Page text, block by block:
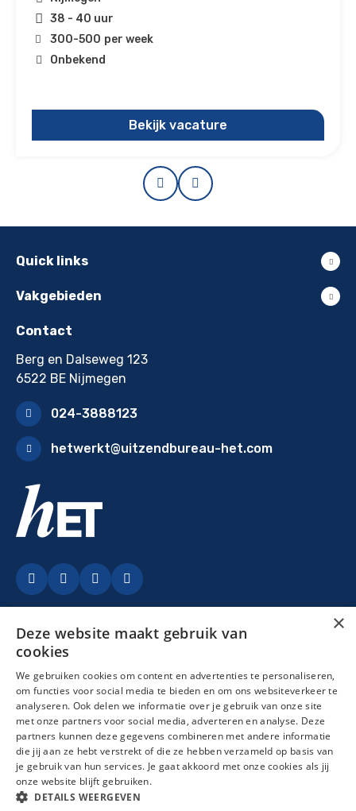
38 - 40 uur
300-500 per week
Onbekend
Bekijk vacature
Prev Next
Quick links
Vakgebieden
Contact
Berg en Dalseweg 123
6522 BE Nijmegen
024-3888123
hetwerkt@uitzendbureau-het.com
Facebook
LinkedInInstagram
Sitemap
Privacy statement
Cookies
Inschrijfformulier HelloFlex
×
Deze website maakt gebruik van
cookies
We gebruiken cookies om content en advertenties te personaliseren,
om functies voor social media te bieden en om ons websiteverkeer te
analyseren. Ook delen we informatie over je gebruik van onze site
met onze partners voor social media, adverteren en analyse. Deze
partners kunnen deze gegevens combineren met andere informatie
die jij aan ze hebt verstrekt of die ze hebben verzameld op basis van
je gebruik van hun services. Je gaat akkoord met onze cookies als jij
onze website blijft gebruiken.
DETAILS WEERGEVEN